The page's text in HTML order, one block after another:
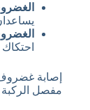
إصابة
مفصل